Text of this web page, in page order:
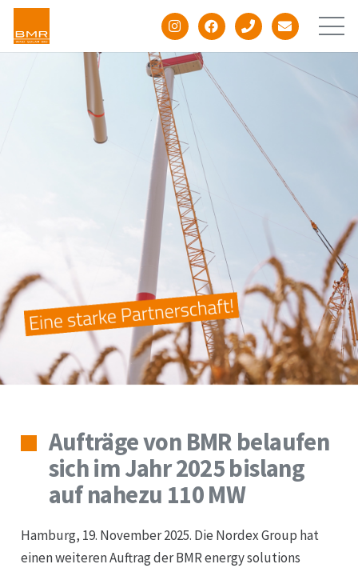
Aufträge von BMR belaufen
sich im Jahr 2025 bislang
auf nahezu 110 MW
Hamburg, 19. November 2025. Die Nordex Group hat
einen weiteren Auftrag der BMR energy solutions